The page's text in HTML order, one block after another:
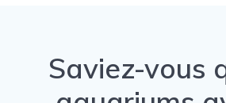
Saviez-vous